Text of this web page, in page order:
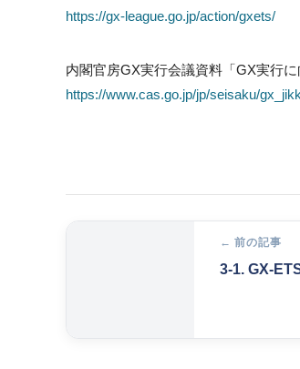
https://gx-league.go.jp/action/gxets/
内閣官房GX実行会議資料「GX実行に
https://www.cas.go.jp/jp/seisaku/
← 前の記事
3-1. GX-